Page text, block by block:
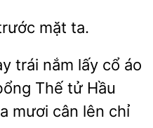
mặt
trái nắm lấy cổ áo
Thế tử Hầu
mươi cân lên chỉ